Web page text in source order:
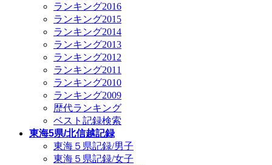
ランキング2016
ランキング2015
ランキング2014
ランキング2013
ランキング2012
ランキング2011
ランキング2010
ランキング2009
歴代ランキング
ベスト記録検索
東海5県/北信越記録
東海５県記録/男子
東海５県記録/女子